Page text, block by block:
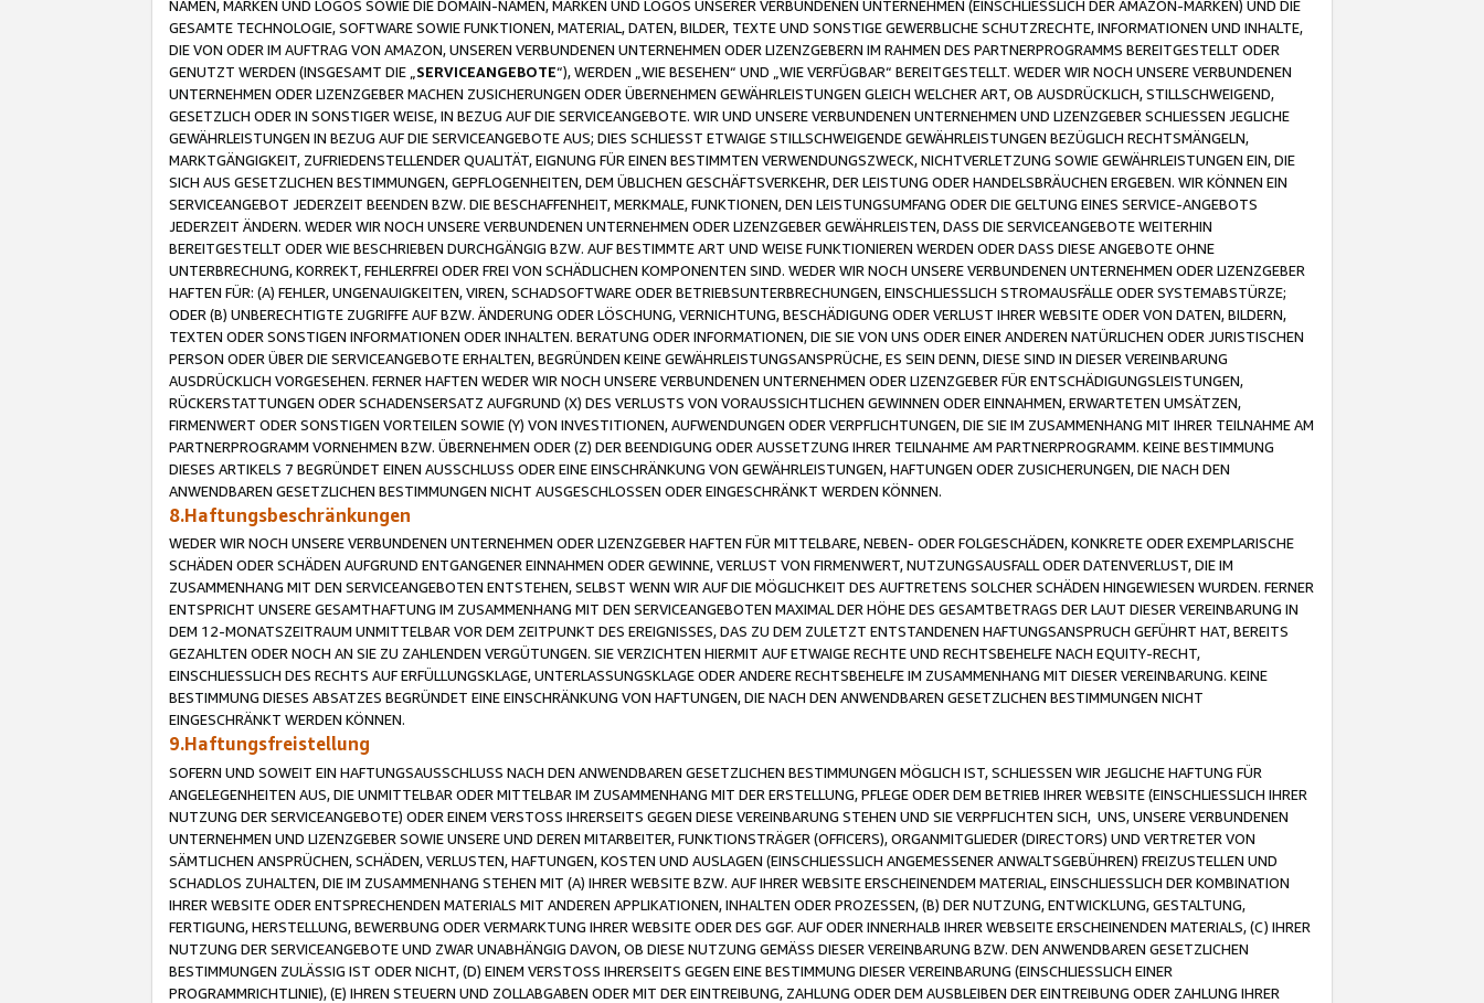
NAMEN, MARKEN UND LOGOS SOWIE DIE DOMAIN-NAMEN, MARKEN UND LOGOS UNSERER VERBUNDENEN UNTERNEHMEN (EINSCHLIESSLICH DER AMAZON-MARKEN) UND DIE
GESAMTE TECHNOLOGIE, SOFTWARE SOWIE FUNKTIONEN, MATERIAL, DATEN, BILDER, TEXTE UND SONSTIGE GEWERBLICHE SCHUTZRECHTE, INFORMATIONEN UND INHALTE,
DIE VON ODER IM AUFTRAG VON AMAZON, UNSEREN VERBUNDENEN UNTERNEHMEN ODER LIZENZGEBERN IM RAHMEN DES PARTNERPROGRAMMS BEREITGESTELLT ODER
GENUTZT WERDEN (INSGESAMT DIE „ SERVICEANGEBOTE“), WERDEN „WIE BESEHEN“ UND „WIE VERFÜGBAR“ BEREITGESTELLT. WEDER WIR NOCH UNSERE VERBUNDENEN
UNTERNEHMEN ODER LIZENZGEBER MACHEN ZUSICHERUNGEN ODER ÜBERNEHMEN GEWÄHRLEISTUNGEN GLEICH WELCHER ART, OB AUSDRÜCKLICH, STILLSCHWEIGEND,
GESETZLICH ODER IN SONSTIGER WEISE, IN BEZUG AUF DIE SERVICEANGEBOTE. WIR UND UNSERE VERBUNDENEN UNTERNEHMEN UND LIZENZGEBER SCHLIESSEN JEGLICHE
GEWÄHRLEISTUNGEN IN BEZUG AUF DIE SERVICEANGEBOTE AUS; DIES SCHLIESST ETWAIGE STILLSCHWEIGENDE GEWÄHRLEISTUNGEN BEZÜGLICH RECHTSMÄNGELN,
MARKTGÄNGIGKEIT, ZUFRIEDENSTELLENDER QUALITÄT, EIGNUNG FÜR EINEN BESTIMMTEN VERWENDUNGSZWECK, NICHTVERLETZUNG SOWIE GEWÄHRLEISTUNGEN EIN, DIE
SICH AUS GESETZLICHEN BESTIMMUNGEN, GEPFLOGENHEITEN, DEM ÜBLICHEN GESCHÄFTSVERKEHR, DER LEISTUNG ODER HANDELSBRÄUCHEN ERGEBEN. WIR KÖNNEN EIN
SERVICEANGEBOT JEDERZEIT BEENDEN BZW. DIE BESCHAFFENHEIT, MERKMALE, FUNKTIONEN, DEN LEISTUNGSUMFANG ODER DIE GELTUNG EINES SERVICE-ANGEBOTS
JEDERZEIT ÄNDERN. WEDER WIR NOCH UNSERE VERBUNDENEN UNTERNEHMEN ODER LIZENZGEBER GEWÄHRLEISTEN, DASS DIE SERVICEANGEBOTE WEITERHIN
BEREITGESTELLT ODER WIE BESCHRIEBEN DURCHGÄNGIG BZW. AUF BESTIMMTE ART UND WEISE FUNKTIONIEREN WERDEN ODER DASS DIESE ANGEBOTE OHNE
UNTERBRECHUNG, KORREKT, FEHLERFREI ODER FREI VON SCHÄDLICHEN KOMPONENTEN SIND. WEDER WIR NOCH UNSERE VERBUNDENEN UNTERNEHMEN ODER LIZENZGEBER
HAFTEN FÜR: (A) FEHLER, UNGENAUIGKEITEN, VIREN, SCHADSOFTWARE ODER BETRIEBSUNTERBRECHUNGEN, EINSCHLIESSLICH STROMAUSFÄLLE ODER SYSTEMABSTÜRZE;
ODER (B) UNBERECHTIGTE ZUGRIFFE AUF BZW. ÄNDERUNG ODER LÖSCHUNG, VERNICHTUNG, BESCHÄDIGUNG ODER VERLUST IHRER WEBSITE ODER VON DATEN, BILDERN,
TEXTEN ODER SONSTIGEN INFORMATIONEN ODER INHALTEN. BERATUNG ODER INFORMATIONEN, DIE SIE VON UNS ODER EINER ANDEREN NATÜRLICHEN ODER JURISTISCHEN
PERSON ODER ÜBER DIE SERVICEANGEBOTE ERHALTEN, BEGRÜNDEN KEINE GEWÄHRLEISTUNGSANSPRÜCHE, ES SEIN DENN, DIESE SIND IN DIESER VEREINBARUNG
AUSDRÜCKLICH VORGESEHEN. FERNER HAFTEN WEDER WIR NOCH UNSERE VERBUNDENEN UNTERNEHMEN ODER LIZENZGEBER FÜR ENTSCHÄDIGUNGSLEISTUNGEN,
RÜCKERSTATTUNGEN ODER SCHADENSERSATZ AUFGRUND (X) DES VERLUSTS VON VORAUSSICHTLICHEN GEWINNEN ODER EINNAHMEN, ERWARTETEN UMSÄTZEN,
FIRMENWERT ODER SONSTIGEN VORTEILEN SOWIE (Y) VON INVESTITIONEN, AUFWENDUNGEN ODER VERPFLICHTUNGEN, DIE SIE IM ZUSAMMENHANG MIT IHRER TEILNAHME AM
PARTNERPROGRAMM VORNEHMEN BZW. ÜBERNEHMEN ODER (Z) DER BEENDIGUNG ODER AUSSETZUNG IHRER TEILNAHME AM PARTNERPROGRAMM. KEINE BESTIMMUNG
DIESES ARTIKELS 7 BEGRÜNDET EINEN AUSSCHLUSS ODER EINE EINSCHRÄNKUNG VON GEWÄHRLEISTUNGEN, HAFTUNGEN ODER ZUSICHERUNGEN, DIE NACH DEN
ANWENDBAREN GESETZLICHEN BESTIMMUNGEN NICHT AUSGESCHLOSSEN ODER EINGESCHRÄNKT WERDEN KÖNNEN.
8.Haftungsbeschränkungen
WEDER WIR NOCH UNSERE VERBUNDENEN UNTERNEHMEN ODER LIZENZGEBER HAFTEN FÜR MITTELBARE, NEBEN- ODER FOLGESCHÄDEN, KONKRETE ODER EXEMPLARISCHE
SCHÄDEN ODER SCHÄDEN AUFGRUND ENTGANGENER EINNAHMEN ODER GEWINNE, VERLUST VON FIRMENWERT, NUTZUNGSAUSFALL ODER DATENVERLUST, DIE IM
ZUSAMMENHANG MIT DEN SERVICEANGEBOTEN ENTSTEHEN, SELBST WENN WIR AUF DIE MÖGLICHKEIT DES AUFTRETENS SOLCHER SCHÄDEN HINGEWIESEN WURDEN. FERNER
ENTSPRICHT UNSERE GESAMTHAFTUNG IM ZUSAMMENHANG MIT DEN SERVICEANGEBOTEN MAXIMAL DER HÖHE DES GESAMTBETRAGS DER LAUT DIESER VEREINBARUNG IN
DEM 12-MONATSZEITRAUM UNMITTELBAR VOR DEM ZEITPUNKT DES EREIGNISSES, DAS ZU DEM ZULETZT ENTSTANDENEN HAFTUNGSANSPRUCH GEFÜHRT HAT, BEREITS
GEZAHLTEN ODER NOCH AN SIE ZU ZAHLENDEN VERGÜTUNGEN. SIE VERZICHTEN HIERMIT AUF ETWAIGE RECHTE UND RECHTSBEHELFE NACH EQUITY-RECHT,
EINSCHLIESSLICH DES RECHTS AUF ERFÜLLUNGSKLAGE, UNTERLASSUNGSKLAGE ODER ANDERE RECHTSBEHELFE IM ZUSAMMENHANG MIT DIESER VEREINBARUNG. KEINE
BESTIMMUNG DIESES ABSATZES BEGRÜNDET EINE EINSCHRÄNKUNG VON HAFTUNGEN, DIE NACH DEN ANWENDBAREN GESETZLICHEN BESTIMMUNGEN NICHT
EINGESCHRÄNKT WERDEN KÖNNEN.
9.Haftungsfreistellung
SOFERN UND SOWEIT EIN HAFTUNGSAUSSCHLUSS NACH DEN ANWENDBAREN GESETZLICHEN BESTIMMUNGEN MÖGLICH IST, SCHLIESSEN WIR JEGLICHE HAFTUNG FÜR
ANGELEGENHEITEN AUS, DIE UNMITTELBAR ODER MITTELBAR IM ZUSAMMENHANG MIT DER ERSTELLUNG, PFLEGE ODER DEM BETRIEB IHRER WEBSITE (EINSCHLIESSLICH IHRER
NUTZUNG DER SERVICEANGEBOTE) ODER EINEM VERSTOSS IHRERSEITS GEGEN DIESE VEREINBARUNG STEHEN UND SIE VERPFLICHTEN SICH, UNS, UNSERE VERBUNDENEN
UNTERNEHMEN UND LIZENZGEBER SOWIE UNSERE UND DEREN MITARBEITER, FUNKTIONSTRÄGER (OFFICERS), ORGANMITGLIEDER (DIRECTORS) UND VERTRETER VON
SÄMTLICHEN ANSPRÜCHEN, SCHÄDEN, VERLUSTEN, HAFTUNGEN, KOSTEN UND AUSLAGEN (EINSCHLIESSLICH ANGEMESSENER ANWALTSGEBÜHREN) FREIZUSTELLEN UND
SCHADLOS ZUHALTEN, DIE IM ZUSAMMENHANG STEHEN MIT (A) IHRER WEBSITE BZW. AUF IHRER WEBSITE ERSCHEINENDEM MATERIAL, EINSCHLIESSLICH DER KOMBINATION
IHRER WEBSITE ODER ENTSPRECHENDEN MATERIALS MIT ANDEREN APPLIKATIONEN, INHALTEN ODER PROZESSEN, (B) DER NUTZUNG, ENTWICKLUNG, GESTALTUNG,
FERTIGUNG, HERSTELLUNG, BEWERBUNG ODER VERMARKTUNG IHRER WEBSITE ODER DES GGF. AUF ODER INNERHALB IHRER WEBSEITE ERSCHEINENDEN MATERIALS, (C) IHRER
NUTZUNG DER SERVICEANGEBOTE UND ZWAR UNABHÄNGIG DAVON, OB DIESE NUTZUNG GEMÄSS DIESER VEREINBARUNG BZW. DEN ANWENDBAREN GESETZLICHEN
BESTIMMUNGEN ZULÄSSIG IST ODER NICHT, (D) EINEM VERSTOSS IHRERSEITS GEGEN EINE BESTIMMUNG DIESER VEREINBARUNG (EINSCHLIESSLICH EINER
PROGRAMMRICHTLINIE), (E) IHREN STEUERN UND ZOLLABGABEN ODER MIT DER EINTREIBUNG, ZAHLUNG ODER DEM AUSBLEIBEN DER EINTREIBUNG ODER ZAHLUNG IHRER